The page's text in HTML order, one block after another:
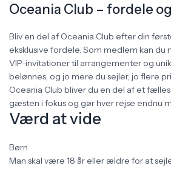
Oceania Club – fordele
Bliv en del af Oceania Club efter din
eksklusive fordele. Som medlem kan du
VIP-invitationer til arrangementer og
belønnes, og jo mere du sejler, jo flere
Oceania Club bliver du en del af et
gæsten i fokus og gør hver rejse endnu
Værd at vide
Børn
Man skal være 18 år eller ældre for at